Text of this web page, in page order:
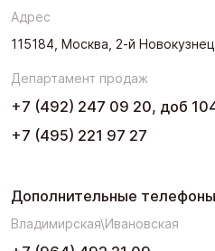
Адрес
115184, Москва, 2-й
Департамент продаж
+7 (492) 247 09 20, доб
+7 (495) 221 97 27
Дополнительные телефоны
Владимирская\Ивановская